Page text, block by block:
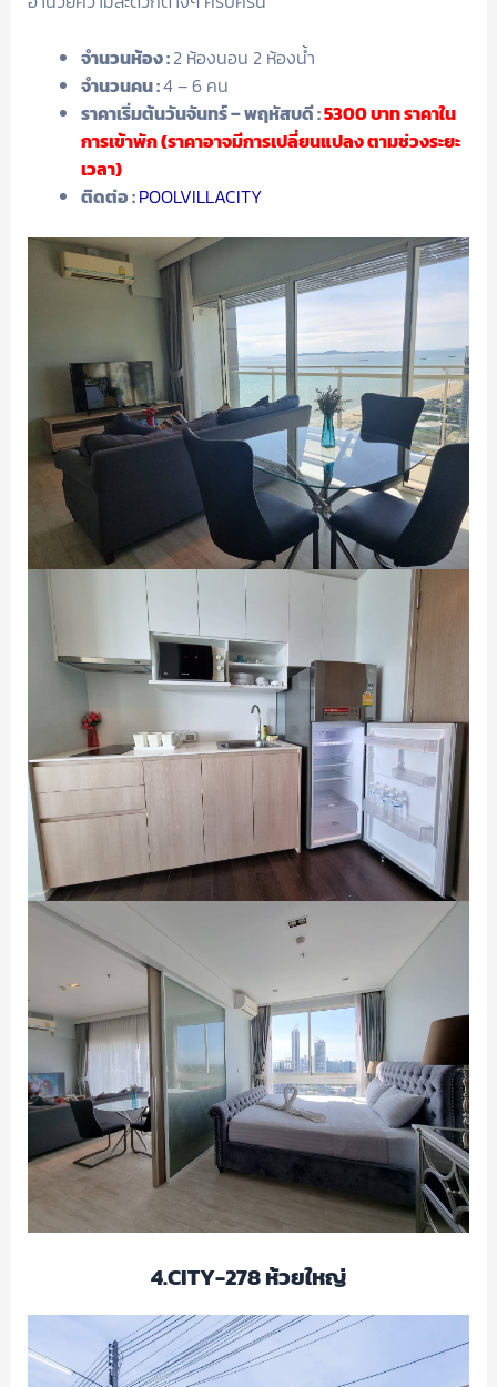
จำนวนห้อง :2 ห้องนอน 2 ห้องน้ำ
จำนวนคน :4 – 6 คน
ราคาเริ่มต้นวันจันทร์ – พฤหัสบดี :5300บาท ราคาใน
การเข้าพัก (ราคาอาจมีการเปลี่ยนแปลง ตามช่วงระยะ
เวลา)
ติดต่อ :POOLVILLACITY
4.CITY-278 ห้วยใหญ่